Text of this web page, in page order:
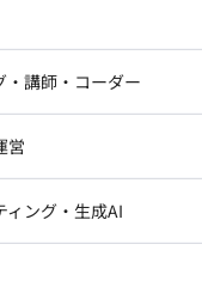
ンを牽引していた
つつ、自ら手を動
けのUI/UX設計
アプリ、マーケッ
た改善 ■ 働き方 ・コアタイム
必要に応じて対面
自社サービスがある 急募
/渋谷駅】自社
税別）
ニア
ア・テクニカルサポート
・UI/UXデザイナー
・講師・コーダー
営
ー
ィング・生成AI